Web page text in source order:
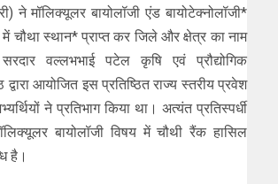
ने मॉलिक्यूलर बायोलॉजी एंड बायोटेक्नोलॉजी*
चौथा स्थान* प्राप्त कर जिले और क्षेत्र का नाम
वल्लभभाई पटेल कृषि एवं प्रौद्योगिक
द्वारा आयोजित इस प्रतिष्ठित राज्य स्तरीय प्रवेश
ने प्रतिभाग किया था। अत्यंत प्रतिस्पर्धी
बायोलॉजी विषय में चौथी रैंक हासिल
है।